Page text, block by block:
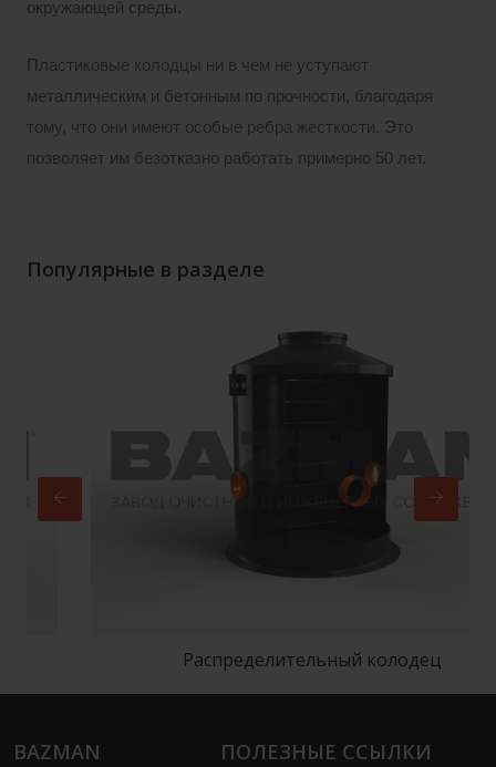
окружающей среды.
Пластиковые колодцы ни в чем не уступают
металлическим и бетонным по прочности, благодаря
тому, что они имеют особые ребра жесткости. Это
позволяет им безотказно работать примерно 50 лет.
Популярные в разделе
Распределительный колодец
BAZMAN ПОЛЕЗНЫЕ ССЫЛКИ